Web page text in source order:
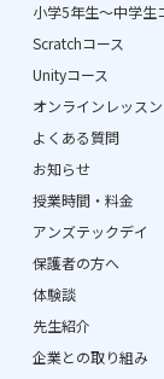
小学5年生〜中学生
Scratchコース
Unityコース
オンラインレッス
よくある質問
お知らせ
授業時間・料金
アンズテックデイ
保護者の方へ
体験談
先生紹介
企業との取り組み